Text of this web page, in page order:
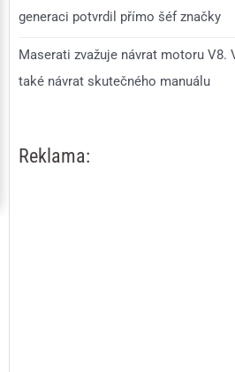
generaci potvrdil přímo šéf značky
Maserati zvažuje návrat motoru V8.
také návrat skutečného manuálu
Reklama: